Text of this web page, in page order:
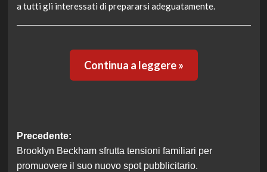
a tutti gli interessati di prepararsi adeguatamente.
Continua a leggere »
Navigazione
articolo
Precedente:
Brooklyn Beckham sfrutta tensioni familiari per
promuovere il suo nuovo spot pubblicitario.